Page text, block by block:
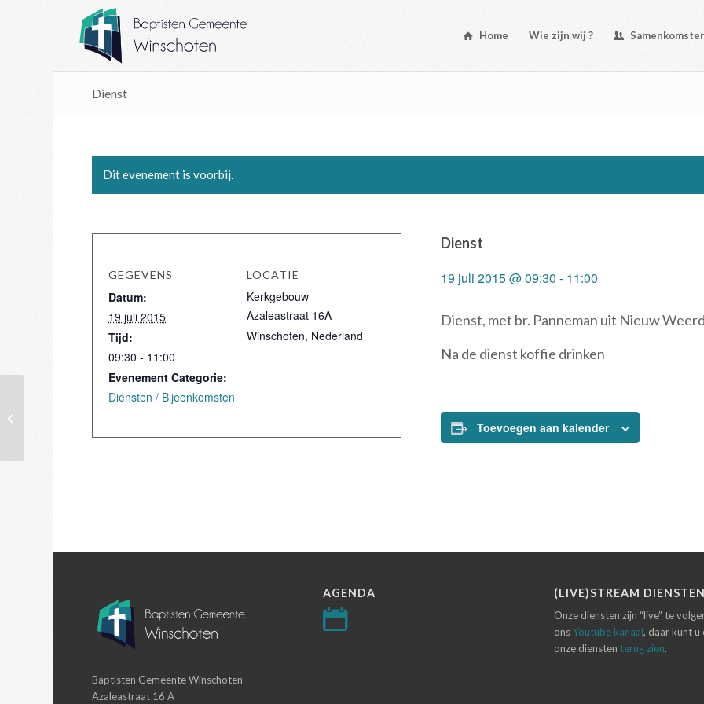
Home Wie zijn wij ?
Dienst
Dit evenement is voorbij.
Dienst
19 juli 2015 @ 09:30 - 11:00
Dienst, met br. Panneman uit Nieuw
Na de dienst koffie drinken
Toevoegen aan kalender
GEGEVENS
Datum:
19 juli 2015
Tijd:
09:30 - 11:00
Evenement Categorie:
Diensten / Bijeenkomsten
LOCATIE
Kerkgebouw
Azaleastraat 16A
Winschoten, Nederland
Baptisten Gemeente Winschoten
Azaleastraat 16 A
AGENDA (LIVE)STREAM DIENSTEN
Onze diensten zijn “live” te
onsYoutube kanaal, daar kunt u
onze diensten terug zien.